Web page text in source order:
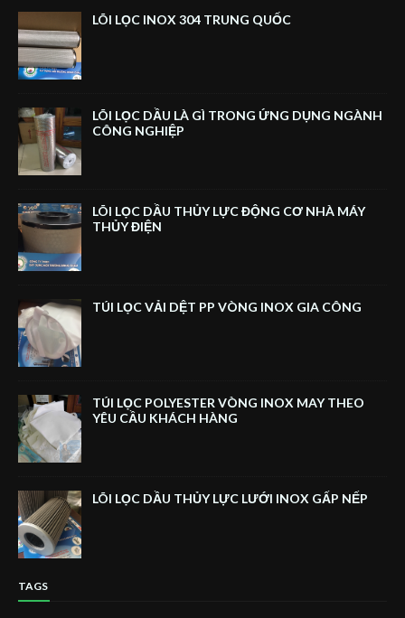
LÕI LỌC INOX 304 TRUNG QUỐC
LÕI LỌC DẦU LÀ GÌ TRONG ỨNG DỤNG NGÀNH
CÔNG NGHIỆP
LÕI LỌC DẦU THỦY LỰC ĐỘNG CƠ NHÀ MÁY
THỦY ĐIỆN
TÚI LỌC VẢI DỆT PP VÒNG INOX GIA CÔNG
TÚI LỌC POLYESTER VÒNG INOX MAY THEO
YÊU CẦU KHÁCH HÀNG
LÕI LỌC DẦU THỦY LỰC LƯỚI INOX GẤP NẾP
TAGS